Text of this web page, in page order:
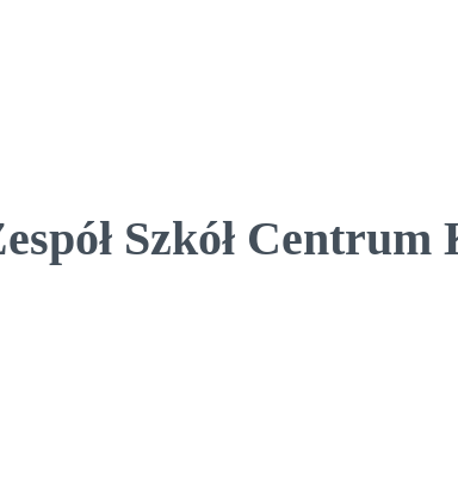
Szkół Centrum